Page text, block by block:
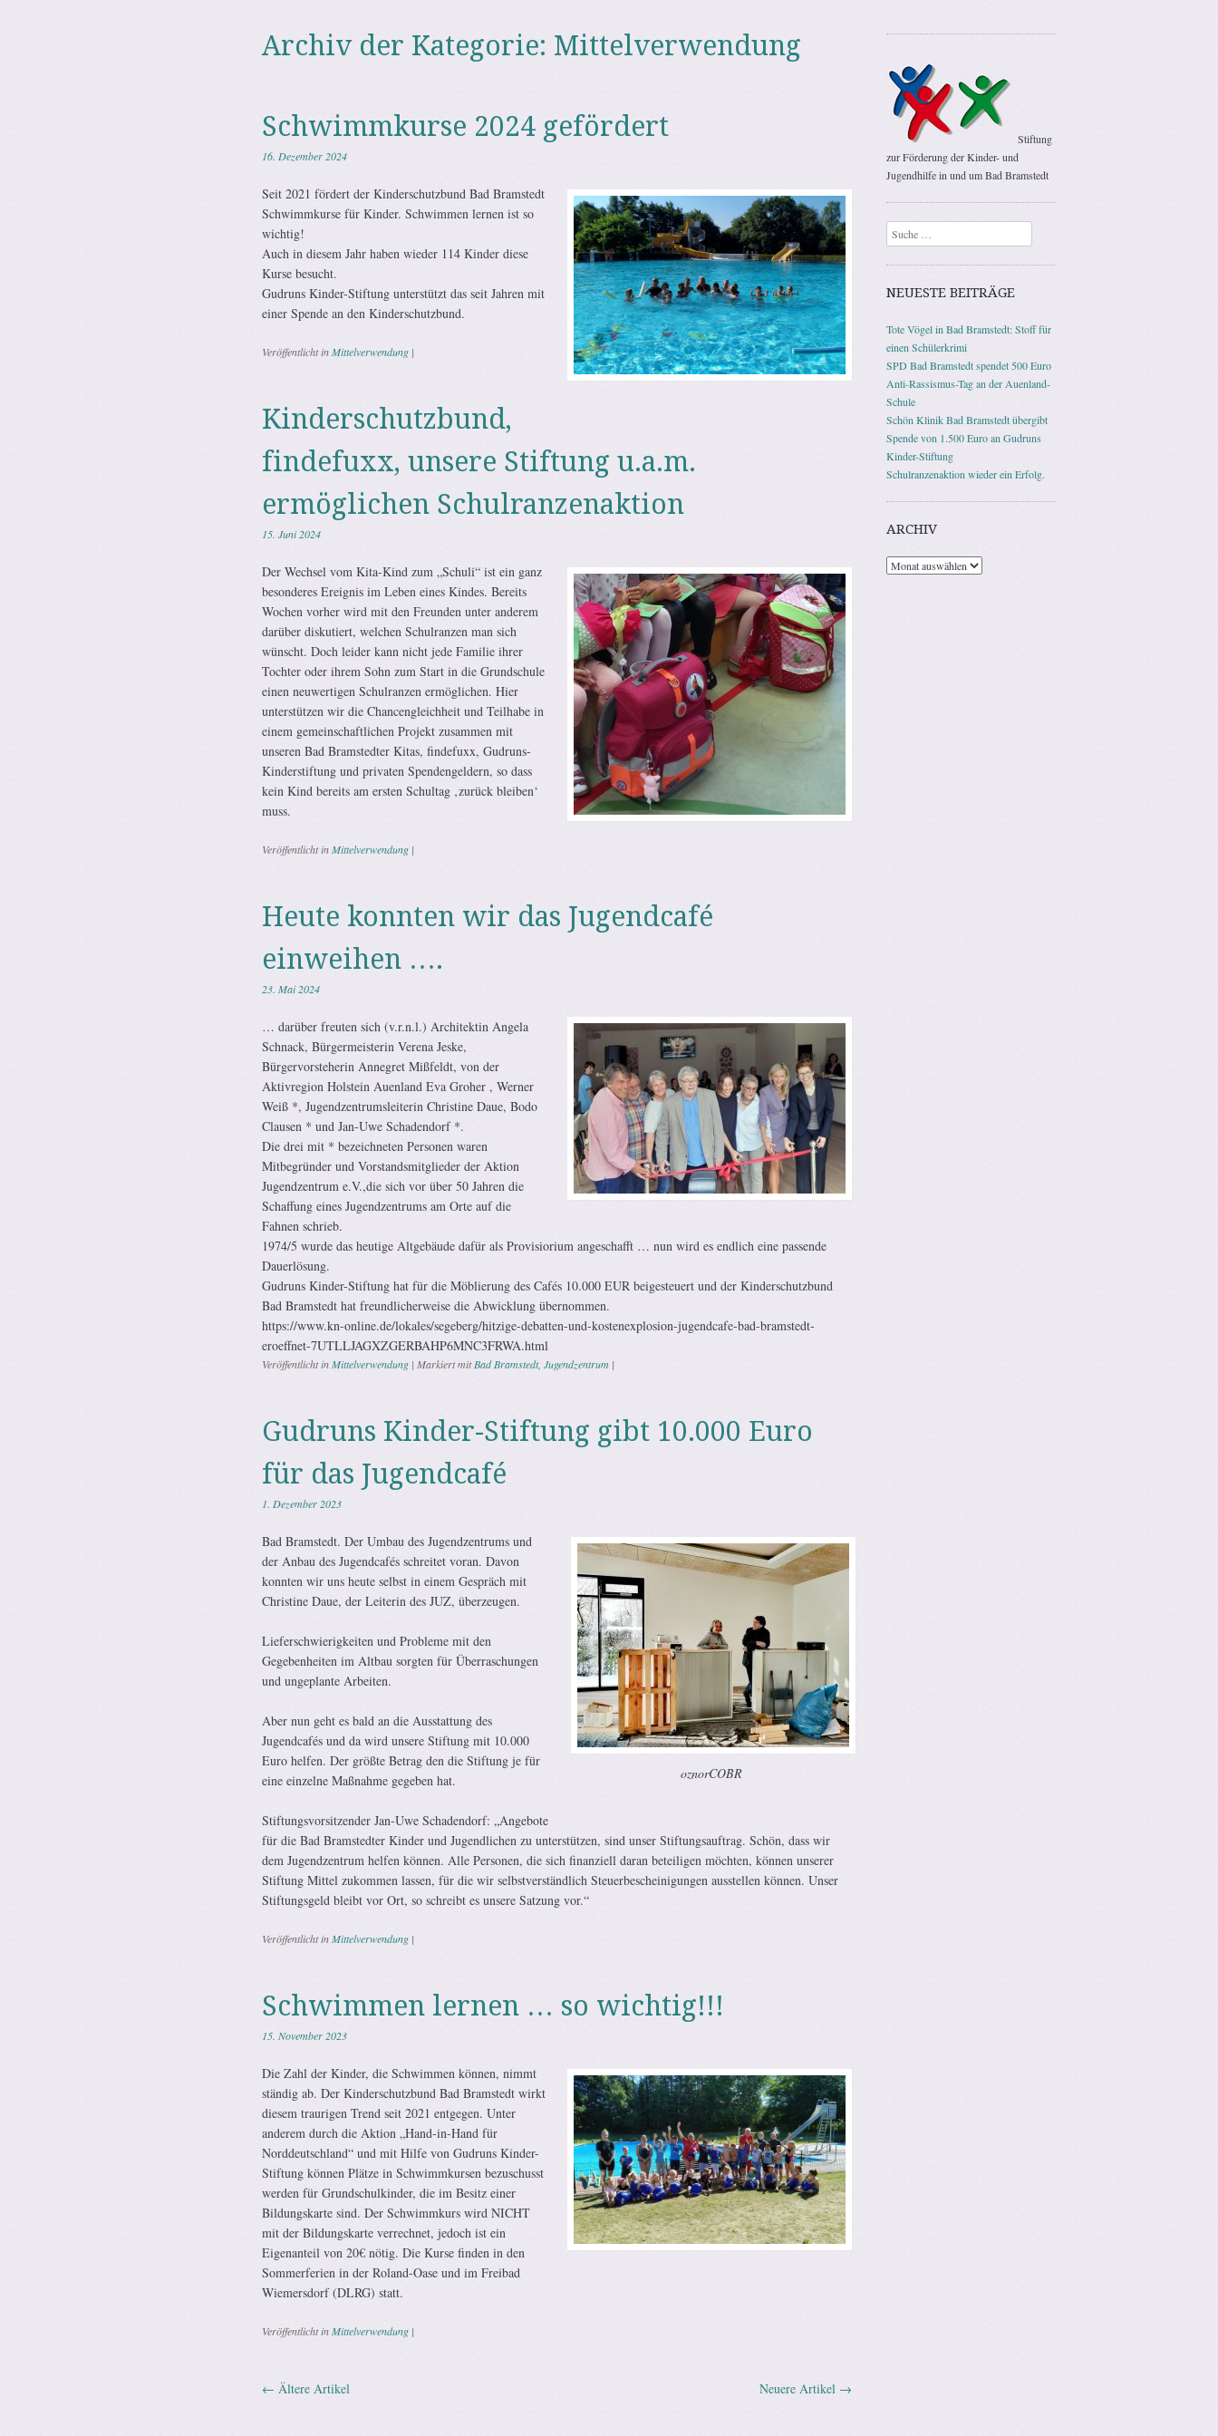
Archiv der Kategorie: Mittelverwendung
Schwimmkurse 2024 gefördert
16. Dezember 2024
Seit 2021 fördert der Kinderschutzbund Bad Bramstedt
Schwimmkurse für Kinder. Schwimmen lernen ist so
wichtig!
Auch in diesem Jahr haben wieder 114 Kinder diese
Kurse besucht.
Gudruns Kinder-Stiftung unterstützt das seit Jahren mit
einer Spende an den Kinderschutzbund.
Veröffentlicht inMittelverwendung |
Kinderschutzbund,
findefuxx, unsere Stiftung u.a.m.
ermöglichen Schulranzenaktion
15. Juni 2024
Der Wechsel vom Kita-Kind zum „Schuli“ ist ein ganz
besonderes Ereignis im Leben eines Kindes. Bereits
Wochen vorher wird mit den Freunden unter anderem
darüber diskutiert, welchen Schulranzen man sich
wünscht. Doch leider kann nicht jede Familie ihrer
Tochter oder ihrem Sohn zum Start in die Grundschule
einen neuwertigen Schulranzen ermöglichen. Hier
unterstützen wir die Chancengleichheit und Teilhabe in
einem gemeinschaftlichen Projekt zusammen mit
unseren Bad Bramstedter Kitas, findefuxx, Gudruns-
Kinderstiftung und privaten Spendengeldern, so dass
kein Kind bereits am ersten Schultag ‚zurück bleiben‘
muss.
Veröffentlicht inMittelverwendung |
Heute konnten wir das Jugendcafé
einweihen ….
23. Mai 2024
… darüber freuten sich (v.r.n.l.) Architektin Angela
Schnack, Bürgermeisterin Verena Jeske,
Bürgervorsteherin Annegret Mißfeldt, von der
Aktivregion Holstein Auenland Eva Groher , Werner
Weiß *, Jugendzentrumsleiterin Christine Daue, Bodo
Clausen * und Jan-Uwe Schadendorf *.
Die drei mit * bezeichneten Personen waren
Mitbegründer und Vorstandsmitglieder der Aktion
Jugendzentrum e.V.,die sich vor über 50 Jahren die
Schaffung eines Jugendzentrums am Orte auf die
Fahnen schrieb.
1974/5 wurde das heutige Altgebäude dafür als Provisiorium angeschafft … nun wird es endlich eine passende
Dauerlösung.
Gudruns Kinder-Stiftung hat für die Möblierung des Cafés 10.000 EUR beigesteuert und der Kinderschutzbund
Bad Bramstedt hat freundlicherweise die Abwicklung übernommen.
https://www.kn-online.de/lokales/segeberg/hitzige-debatten-und-kostenexplosion-jugendcafe-bad-bramstedt-
eroeffnet-7UTLLJAGXZGERBAHP6MNC3FRWA.html
Veröffentlicht inMittelverwendung | Markiert mitBad Bramstedt, Jugendzentrum |
Gudruns Kinder-Stiftung gibt 10.000 Euro
für das Jugendcafé
1. Dezember 2023
oznorCOBR
Bad Bramstedt. Der Umbau des Jugendzentrums und
der Anbau des Jugendcafés schreitet voran. Davon
konnten wir uns heute selbst in einem Gespräch mit
Christine Daue, der Leiterin des JUZ, überzeugen.
Lieferschwierigkeiten und Probleme mit den
Gegebenheiten im Altbau sorgten für Überraschungen
und ungeplante Arbeiten.
Aber nun geht es bald an die Ausstattung des
Jugendcafés und da wird unsere Stiftung mit 10.000
Euro helfen. Der größte Betrag den die Stiftung je für
eine einzelne Maßnahme gegeben hat.
Stiftungsvorsitzender Jan-Uwe Schadendorf: „Angebote
für die Bad Bramstedter Kinder und Jugendlichen zu unterstützen, sind unser Stiftungsauftrag. Schön, dass wir
dem Jugendzentrum helfen können. Alle Personen, die sich finanziell daran beteiligen möchten, können unserer
Stiftung Mittel zukommen lassen, für die wir selbstverständlich Steuerbescheinigungen ausstellen können. Unser
Stiftungsgeld bleibt vor Ort, so schreibt es unsere Satzung vor.“
Veröffentlicht inMittelverwendung |
Schwimmen lernen … so wichtig!!!
15. November 2023
Die Zahl der Kinder, die Schwimmen können, nimmt
ständig ab. Der Kinderschutzbund Bad Bramstedt wirkt
diesem traurigen Trend seit 2021 entgegen. Unter
anderem durch die Aktion „Hand-in-Hand für
Norddeutschland“ und mit Hilfe von Gudruns Kinder-
Stiftung können Plätze in Schwimmkursen bezuschusst
werden für Grundschulkinder, die im Besitz einer
Bildungskarte sind. Der Schwimmkurs wird NICHT
mit der Bildungskarte verrechnet, jedoch ist ein
Eigenanteil von 20€ nötig. Die Kurse finden in den
Sommerferien in der Roland-Oase und im Freibad
Wiemersdorf (DLRG) statt.
Veröffentlicht inMittelverwendung |
Artikel-Navigation
← Ältere Artikel Neuere Artikel →
Stiftung
zur Förderung der Kinder- und
Jugendhilfe in und um Bad Bramstedt
Suchen
NEUESTE BEITRÄGE
Tote Vögel in Bad Bramstedt: Stoff für
einen Schülerkrimi
SPD Bad Bramstedt spendet 500 Euro
Anti-Rassismus-Tag an der Auenland-
Schule
Schön Klinik Bad Bramstedt übergibt
Spende von 1.500 Euro an Gudruns
Kinder-Stiftung
Schulranzenaktion wieder ein Erfolg.
ARCHIV
Archiv